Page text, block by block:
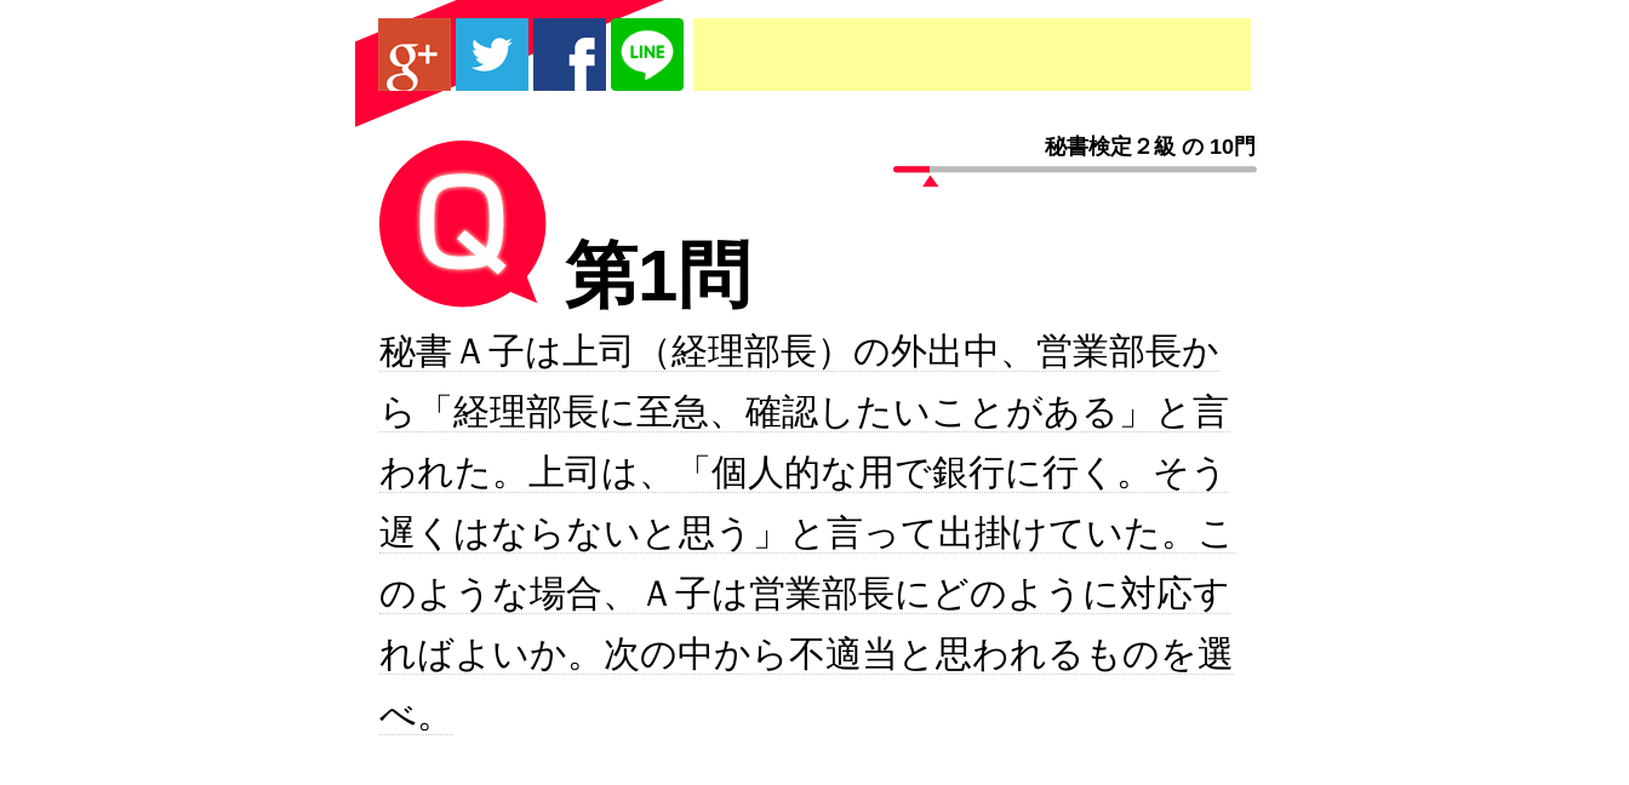
秘書検定２級 の 10門
第1問
秘書Ａ子は上司（経理部長）の外出中、営業部長か
ら「経理部長に至急、確認したいことがある」と言
われた。上司は、「個人的な用で銀行に行く。そう
遅くはならないと思う」と言って出掛けていた。こ
のような場合、Ａ子は営業部長にどのように対応す
ればよいか。次の中から不適当と思われるものを選
べ。